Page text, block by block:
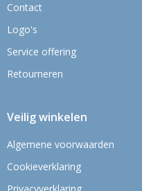
Contact
Logo's
Service offering
Retourneren
Veilig winkelen
Algemene voorwaarden
Cookieverklaring